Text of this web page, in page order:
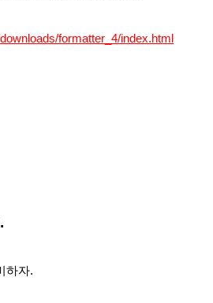
formatter_4/index.html
하자.